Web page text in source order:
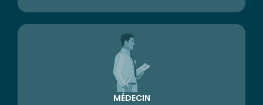
MÉDECIN